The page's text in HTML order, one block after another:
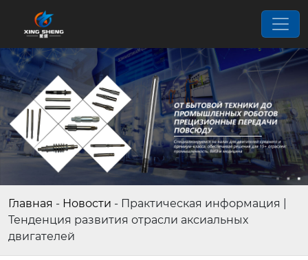
Главная - Новости - Практическая информация |
Тенденция развития отрасли аксиальных
двигателей